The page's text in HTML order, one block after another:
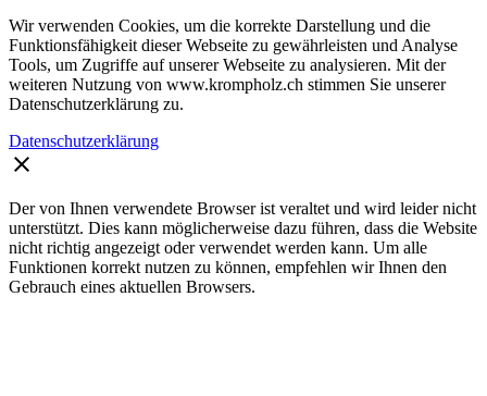
Wir verwenden Cookies, um die korrekte Darstellung und die
Funktionsfähigkeit dieser Webseite zu gewährleisten und Analyse
Tools, um Zugriffe auf unserer Webseite zu analysieren. Mit der
weiteren Nutzung von www.krompholz.ch stimmen Sie unserer
Datenschutzerklärung zu.
Datenschutzerklärung
clear
Der von Ihnen verwendete Browser ist veraltet und wird leider nicht
unterstützt. Dies kann möglicherweise dazu führen, dass die Website
nicht richtig angezeigt oder verwendet werden kann. Um alle
Funktionen korrekt nutzen zu können, empfehlen wir Ihnen den
Gebrauch eines aktuellen Browsers.